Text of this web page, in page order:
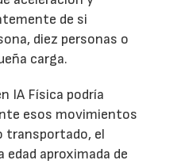
de si
diez personas o
carga.
IA Física podría
esos movimientos
transportado, el
edad aproximada de